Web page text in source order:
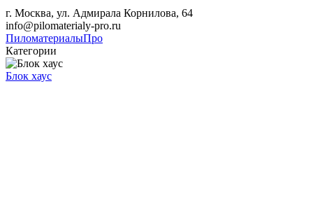
г. Москва, ул. Адмирала Корнилова, 64
info@pilomaterialy-pro.ru
ПиломатериалыПро
Категории
Блок хаус